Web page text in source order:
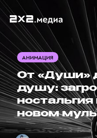
АНИМАЦИЯ
От «Души»
душу:
новом